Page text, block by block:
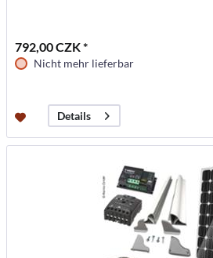
792,00 CZK *
Nicht mehr lieferbar
Details